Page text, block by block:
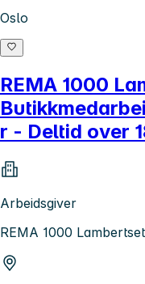
Oslo
REMA 1000
r - Deltid over
Arbeidsgiver
REMA 1000